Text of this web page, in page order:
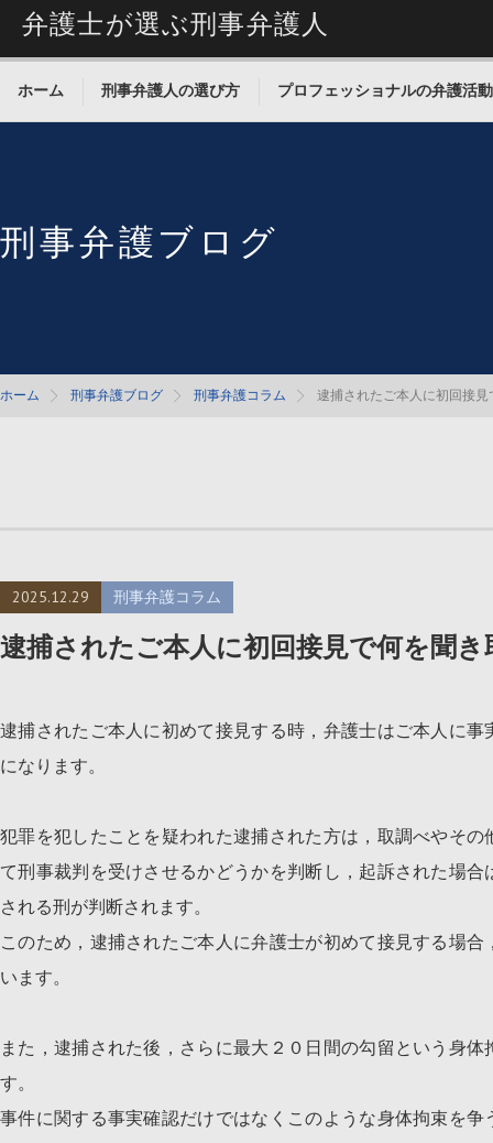
弁護士が選ぶ刑事弁護人
ホーム 刑事弁護人の選び方 プロフェッショナルの弁護活動
刑事弁護ブログ
ホーム 刑事弁護ブログ 刑事弁護コラム 逮捕されたご本人に初回接
2025.12.29 刑事弁護コラム
逮捕されたご本人に初回接見で何を聞き
逮捕されたご本人に初めて接見する時，弁護士はご本人に
になります。
犯罪を犯したことを疑われた逮捕された方は，取調べやそ
て刑事裁判を受けさせるかどうかを判断し，起訴された場
される刑が判断されます。
このため，逮捕されたご本人に弁護士が初めて接見する場
います。
また，逮捕された後，さらに最大２０日間の勾留という身
す。
事件に関する事実確認だけではなくこのような身体拘束を